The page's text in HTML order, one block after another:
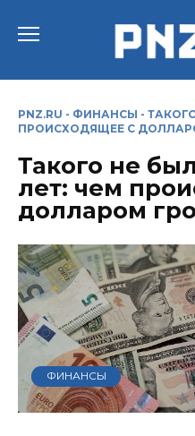
PNZ.RU - ФИНАНСЫ -
ПРОИСХОДЯЩЕЕ С
Такого не
лет: чем
долларом
ФИНАНСЫ